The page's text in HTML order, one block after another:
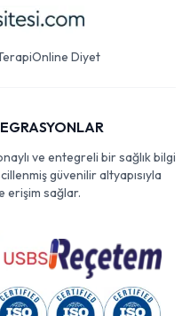
Online Diyet
ve entegreli bir sağlık bilgi
güvenilir altyapısıyla
erişim sağlar.